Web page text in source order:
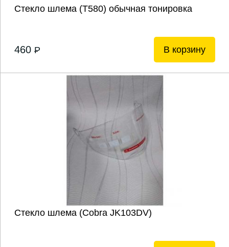
Стекло шлема (Т580) обычная тонировка
460 P В корзину
Стекло шлема (Cobra JK103DV)